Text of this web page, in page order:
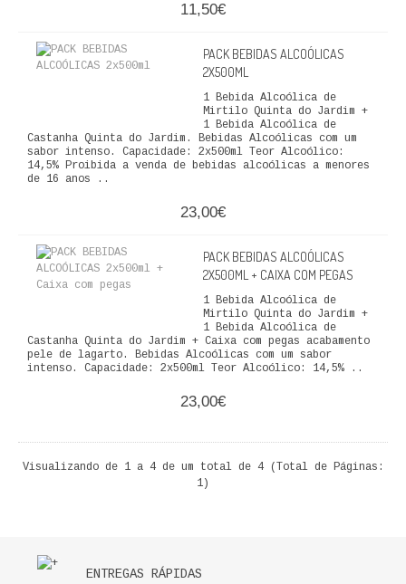
11,50€
PACK BEBIDAS ALCOÓLICAS
2X500ML
1 Bebida Alcoólica de
Mirtilo Quinta do Jardim +
1 Bebida Alcoólica de
Castanha Quinta do Jardim. Bebidas Alcoólicas com um
sabor intenso. Capacidade: 2x500ml Teor Alcoólico:
14,5% Proibida a venda de bebidas alcoólicas a menores
de 16 anos ..
23,00€
PACK BEBIDAS ALCOÓLICAS
2X500ML + CAIXA COM PEGAS
1 Bebida Alcoólica de
Mirtilo Quinta do Jardim +
1 Bebida Alcoólica de
Castanha Quinta do Jardim + Caixa com pegas acabamento
pele de lagarto. Bebidas Alcoólicas com um sabor
intenso. Capacidade: 2x500ml Teor Alcoólico: 14,5% ..
23,00€
Visualizando de 1 a 4 de um total de 4 (Total de Páginas:
1)
ENTREGAS RÁPIDAS